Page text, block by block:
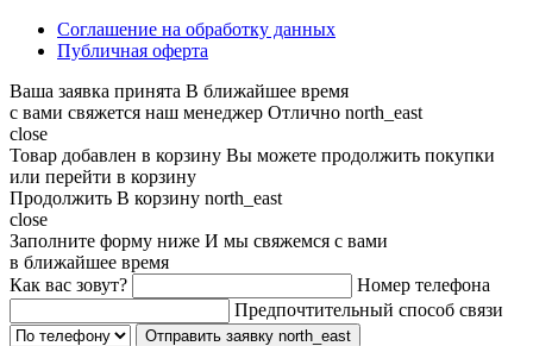
Соглашение на обработку данных
Публичная оферта
Ваша заявка принята В ближайшее время
с вами свяжется наш менеджер Отлично north_east
close
Товар добавлен в корзину Вы можете продолжить покупки
или перейти в корзину
Продолжить В корзину north_east
close
Заполните форму ниже И мы свяжемся с вами
в ближайшее время
Как вас зовут?
Номер телефона
Предпочтительный способ связи
Отправить заявку north_east